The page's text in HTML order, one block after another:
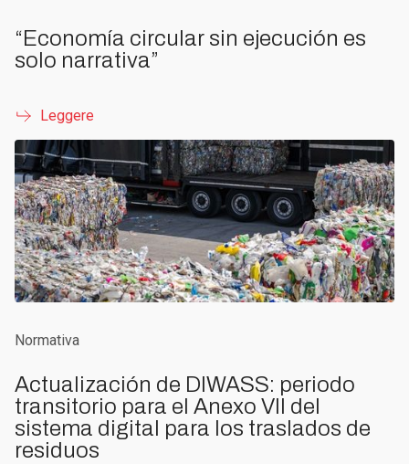
“Economía circular sin ejecución es
solo narrativa”
Leggere
Normativa
Actualización de DIWASS: periodo
transitorio para el Anexo VII del
sistema digital para los traslados de
residuos